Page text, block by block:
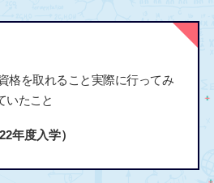
格を取れること実際に行ってみ
いたこと
年度入学）